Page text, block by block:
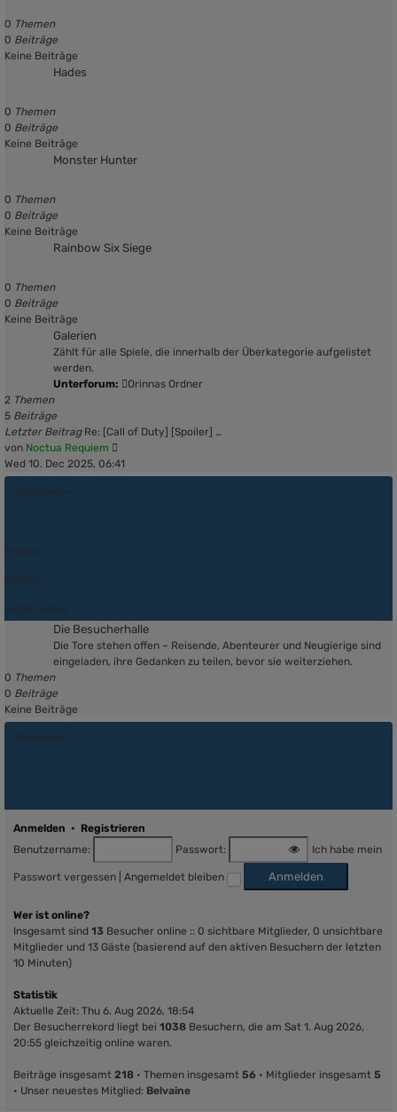
0 Themen
0 Beiträge
Keine Beiträge
Hades
0 Themen
0 Beiträge
Keine Beiträge
Monster Hunter
0 Themen
0 Beiträge
Keine Beiträge
Rainbow Six Siege
0 Themen
0 Beiträge
Keine Beiträge
Galerien
Zählt für alle Spiele, die innerhalb der Überkategorie aufgelistet
werden.
Unterforum:
Orinnas Ordner
2 Themen
5 Beiträge
Letzter Beitrag Re: [Call of Duty] [Spoiler] …
von Noctua Requiem
Beitrag
Wed 10. Dec 2025, 06:41
Gästebereich
Themen
Beiträge
Letzter Beitrag
Die Besucherhalle
Die Tore stehen offen – Reisende, Abenteurer und Neugierige sind
eingeladen, ihre Gedanken zu teilen, bevor sie weiterziehen.
0 Themen
0 Beiträge
Keine Beiträge
Information
Anmelden • Registrieren
Benutzername:
Passwort: Ich habe mein
Passwort vergessen Angemeldet bleiben
Wer ist online?
Insgesamt sind 13 Besucher online :: 0 sichtbare Mitglieder, 0 unsichtbare
Mitglieder und 13 Gäste (basierend auf den aktiven Besuchern der letzten
10 Minuten)
Statistik
Aktuelle Zeit: Thu 6. Aug 2026, 18:54
Der Besucherrekord liegt bei 1038 Besuchern, die am Sat 1. Aug 2026,
20:55 gleichzeitig online waren.
Beiträge insgesamt 218 • Themen insgesamt 56 • Mitglieder insgesamt 5
• Unser neuestes Mitglied: Belvaine